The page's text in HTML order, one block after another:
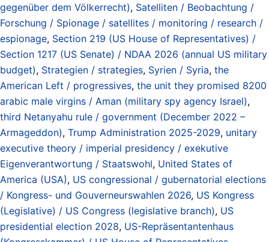
gegenüber dem Völkerrecht), Satelliten / Beobachtung /
Forschung / Spionage / satellites / monitoring / research /
espionage, Section 219 (US House of Representatives) /
Section 1217 (US Senate) / NDAA 2026 (annual US military
budget), Strategien / strategies, Syrien / Syria, the
American Left / progressives, the unit they promised 8200
arabic male virgins / Aman (military spy agency Israel),
third Netanyahu rule / government (December 2022 –
Armageddon), Trump Administration 2025-2029, unitary
executive theory / imperial presidency / exekutive
Eigenverantwortung / Staatswohl, United States of
America (USA), US congressional / gubernatorial elections
/ Kongress- und Gouverneurswahlen 2026, US Kongress
(Legislative) / US Congress (legislative branch), US
presidential election 2028, US-Repräsentantenhaus